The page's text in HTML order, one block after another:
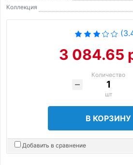
Коллекция
3 084.65
Количество
шт
В КОРЗИНУ
Добавить в сравнение